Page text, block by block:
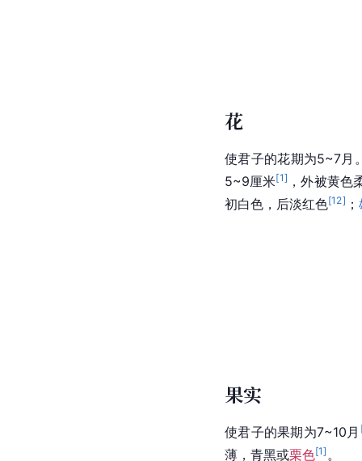
花
使君子的花期为5~7月
5~9厘米[1] ，外被黄色
初白色，后淡红色[12] ；
果实
使君子的果期为7~10月
薄，青黑或栗色[1] 。